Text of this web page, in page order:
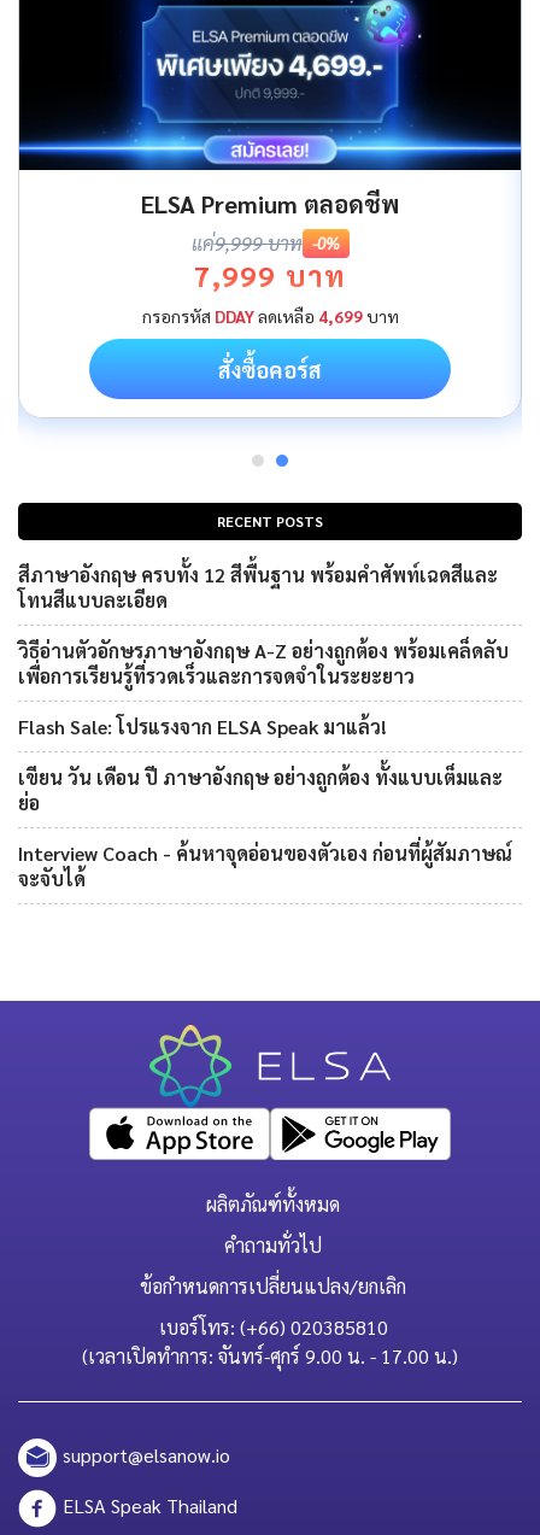
RECENT POSTS
สีภาษาอังกฤษ ครบทั้ง 12 สีพื้นฐาน พร้อมคำศัพท์เฉดสีและ
โทนสีแบบละเอียด
วิธีอ่านตัวอักษรภาษาอังกฤษ A-Z อย่างถูกต้อง พร้อมเคล็ดลับ
เพื่อการเรียนรู้ที่รวดเร็วและการจดจำในระยะยาว
Flash Sale: โปรแรงจาก ELSA Speak มาแล้ว!
เขียน วัน เดือน ปี ภาษาอังกฤษ อย่างถูกต้อง ทั้งแบบเต็มและ
ย่อ
Interview Coach - ค้นหาจุดอ่อนของตัวเอง ก่อนที่ผู้สัมภาษณ์
จะจับได้
ELSA Premium ตลอดชีพ
แค่9,999 บาท -0%
7,999 บาท
กรอกรหัส DDAYลดเหลือ 4,699บาท
สั่งซื้อคอร์ส
ผลิตภัณฑ์ทั้งหมด
คำถามทั่วไป
ข้อกำหนดการเปลี่ยนแปลง/ยกเลิก
เบอร์โทร: (+66) 020385810
(เวลาเปิดทำการ: จันทร์-ศุกร์ 9.00 น. - 17.00 น.)
support@elsanow.io
ELSA Speak Thailand